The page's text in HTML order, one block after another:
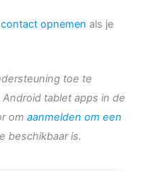
contact opnemen als je
toe te
tablet apps in de
om aanmelden om een
beschikbaar is.